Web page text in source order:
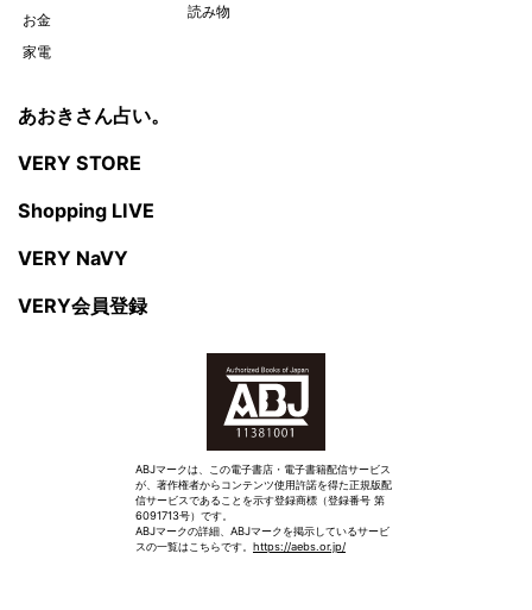
お金
家電
読み物
あおきさん占い。
VERY STORE
Shopping LIVE
VERY NaVY
VERY会員登録
ABJマークは、この電子書店・電子書籍配信サービス
が、著作権者からコンテンツ使用許諾を得た正規版配
信サービスであることを示す登録商標（登録番号 第
6091713号）です。
ABJマークの詳細、ABJマークを掲示しているサービ
スの一覧はこちらです。 https://aebs.or.jp/